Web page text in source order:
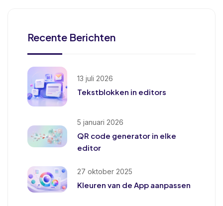
Recente Berichten
13 juli 2026
Tekstblokken in editors
5 januari 2026
QR code generator in elke
editor
27 oktober 2025
Kleuren van de App aanpassen